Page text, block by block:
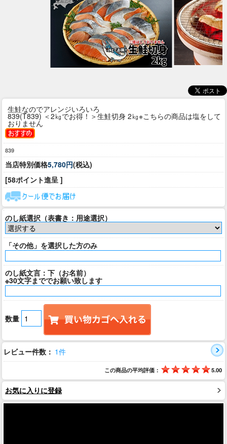
生鮭なのでアレンジいろいろ
839(T839) ＜2㎏でお得！＞生鮭切身 2㎏※こちらの商品は塩をして
おりません
839
当店特別価格5,780円(税込)
[58ポイント進呈 ]
のし紙選択（表書き：用途選択）
「その他」を選択した方のみ
のし紙文言：下（お名前）
※30文字まででお願い致します
数量
レビュー件数： 1件
この商品の平均評価： 5.00
お気に入りに登録